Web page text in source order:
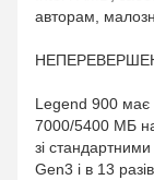
авторам,
Legend 900 має
7000/5400 МБ
зі
Gen3 і в 13